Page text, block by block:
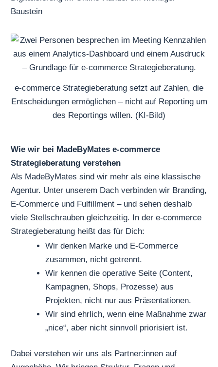
Baustein
e-commerce Strategieberatung setzt auf Zahlen, die
Entscheidungen ermöglichen – nicht auf Reporting um
des Reportings willen. (KI-Bild)
Wie wir bei MadeByMates e-commerce
Strategieberatung verstehen
Als MadeByMates sind wir mehr als eine klassische
Agentur. Unter unserem Dach verbinden wir Branding,
E-Commerce und Fulfillment – und sehen deshalb
viele Stellschrauben gleichzeitig. In der e-commerce
Strategieberatung heißt das für Dich:
Wir denken Marke und E-Commerce
zusammen, nicht getrennt.
Wir kennen die operative Seite (Content,
Kampagnen, Shops, Prozesse) aus
Projekten, nicht nur aus Präsentationen.
Wir sind ehrlich, wenn eine Maßnahme zwar
„nice“, aber nicht sinnvoll priorisiert ist.
Dabei verstehen wir uns als Partner:innen auf